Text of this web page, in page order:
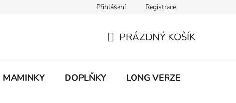
Podmínky ochrany osobních údajůPřihlášení Registrace
KOŠÍK
PRÁZDNÝ KOŠÍK
MAMINKY DOPLŇKY LONG VERZE